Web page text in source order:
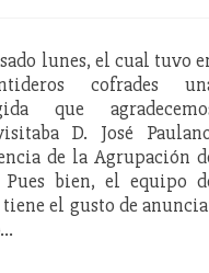
lunes, el cual tuvo
cofrades
que
D. José
de la Agrupación
bien, el equipo
tiene el gusto de